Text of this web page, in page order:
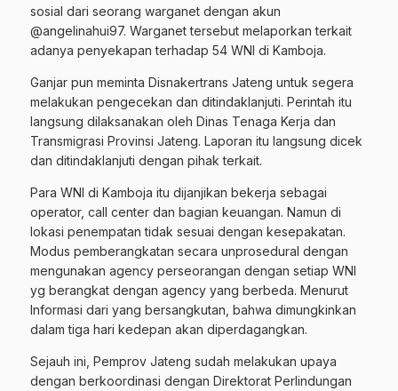
sosial dari seorang warganet dengan akun
@angelinahui97. Warganet tersebut melaporkan terkait
adanya penyekapan terhadap 54 WNI di Kamboja.
Ganjar pun meminta Disnakertrans Jateng untuk segera
melakukan pengecekan dan ditindaklanjuti. Perintah itu
langsung dilaksanakan oleh Dinas Tenaga Kerja dan
Transmigrasi Provinsi Jateng. Laporan itu langsung dicek
dan ditindaklanjuti dengan pihak terkait.
Para WNI di Kamboja itu dijanjikan bekerja sebagai
operator, call center dan bagian keuangan. Namun di
lokasi penempatan tidak sesuai dengan kesepakatan.
Modus pemberangkatan secara unprosedural dengan
mengunakan agency perseorangan dengan setiap WNI
yg berangkat dengan agency yang berbeda. Menurut
Informasi dari yang bersangkutan, bahwa dimungkinkan
dalam tiga hari kedepan akan diperdagangkan.
Sejauh ini, Pemprov Jateng sudah melakukan upaya
dengan berkoordinasi dengan Direktorat Perlindungan